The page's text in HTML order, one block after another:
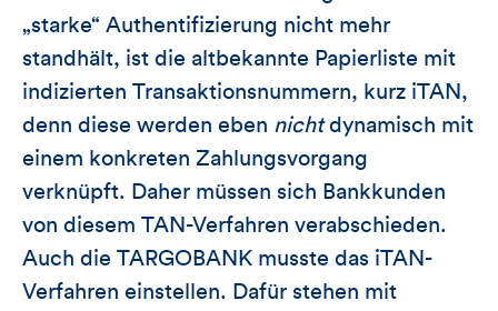
„starke“ Authentifizierung nicht mehr
standhält, ist die altbekannte Papierliste mit
indizierten Transaktionsnummern, kurz iTAN,
denn diese werden eben nichtdynamisch mit
einem konkreten Zahlungsvorgang
verknüpft. Daher müssen sich Bankkunden
von diesem TAN-Verfahren verabschieden.
Auch die TARGOBANK musste das iTAN-
Verfahren einstellen. Dafür stehen mit